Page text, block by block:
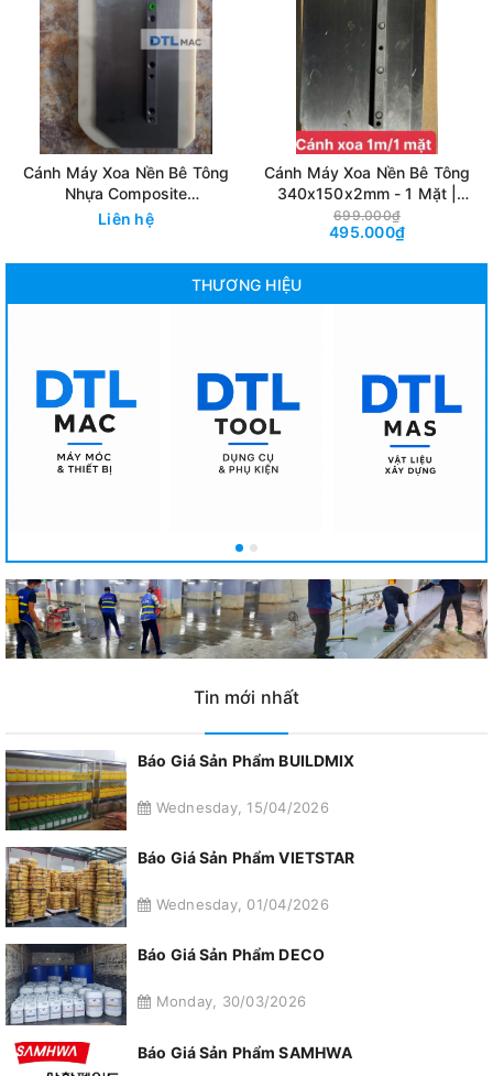
Cánh Máy Xoa Nền Bê Tông
Nhựa Composite
340x150mm | Plastic Trowel
Liên hệ
Cánh Máy Xoa Nền Bê Tông
340x150x2mm - 1 Mặt |
Lưỡi Xoa Hoàn Thiện Sàn Bê
Tông Cho Máy Xoa 1000mm
699.000₫
495.000₫
THƯƠNG HIỆU
Tin mới nhất
Báo Giá Sản Phẩm BUILDMIX
Wednesday, 15/04/2026
Báo Giá Sản Phẩm VIETSTAR
Wednesday, 01/04/2026
Báo Giá Sản Phẩm DECO
Monday, 30/03/2026
Báo Giá Sản Phẩm SAMHWA